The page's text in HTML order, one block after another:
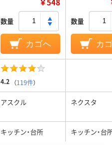
数量
カゴへ
数量
カ
4.2 （119件）
アスクル ネクスタ
キッチン・台所 キッチン・台